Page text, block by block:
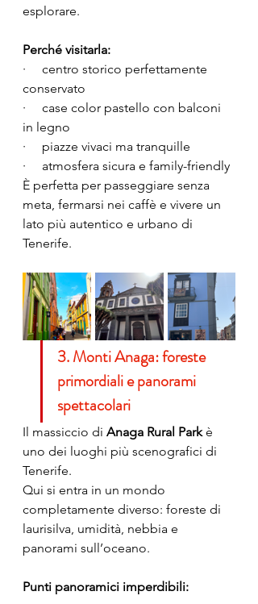
esplorare.
Perché visitarla:
·     centro storico perfettamente
conservato
·     case color pastello con balconi
in legno
·     piazze vivaci ma tranquille
·     atmosfera sicura e family-friendly
È perfetta per passeggiare senza
meta, fermarsi nei caffè e vivere un
lato più autentico e urbano di
Tenerife.
3. Monti Anaga: foreste
primordiali e panorami
spettacolari
Il massiccio di Anaga Rural Park è
uno dei luoghi più scenografici di
Tenerife.
Qui si entra in un mondo
completamente diverso: foreste di
laurisilva, umidità, nebbia e
panorami sull’oceano.
Punti panoramici imperdibili: